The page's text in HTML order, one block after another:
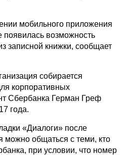
мобильного приложения
возможность
записной книжки, сообщает
собирается
корпоративных
Сбербанка Герман Греф
года.
«Диалоги» после
можно общаться с теми, кто
при условии, что номер